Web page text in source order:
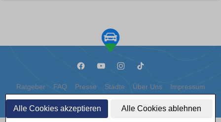
Alle Cookies akzeptieren Alle Cookies ablehnen
Ratgeber FAQ Presse Städte Über Uns Impressum
Datenschutz Cookies